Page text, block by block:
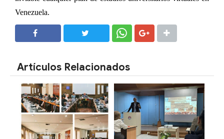
Venezuela.
Artículos Relacionados